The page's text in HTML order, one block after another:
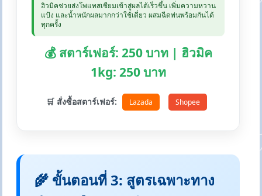
ฮิวมิคช่วยส่งโพแทสเซียมเข้าสู่ผลได้เร็วขึ้น เพิ่มความหวาน
แป้ง และน้ำหนักผลมากกว่าใช้เดี่ยว ผสมฉีดพ่นพร้อมกันได้
ทุกครั้ง
💰 สตาร์เฟอร์: 250 บาท | ฮิวมิค
1kg: 250 บาท
🛒 สั่งซื้อสตาร์เฟอร์: Lazada Shopee
🌾 ขั้นตอนที่ 3: สูตรเฉพาะทาง